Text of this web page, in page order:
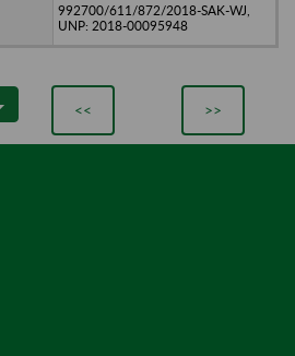
992700/611/872/2018-SAK-WJ,
UNP: 2018-00095948
<< >>